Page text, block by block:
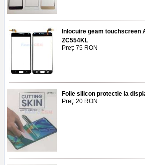
Inlocuire geam touchscreen
ZC554KL
Preţ: 75 RON
Folie silicon protectie la
Preţ: 20 RON